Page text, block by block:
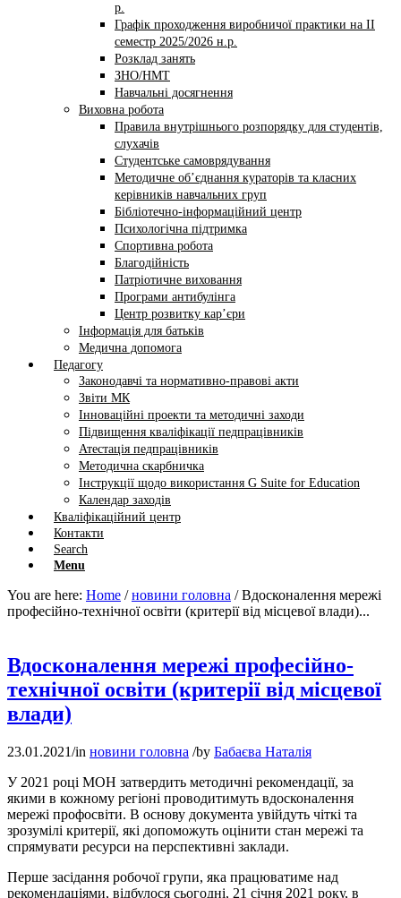
р.
Графік проходження виробничої практики на II
семестр 2025/2026 н.р.
Розклад занять
ЗНО/НМТ
Навчальні досягнення
Виховна робота
Правила внутрішнього розпорядку для студентів,
слухачів
Студентське самоврядування
Методичне об’єднання кураторів та класних
керівників навчальних груп
Бібліотечно-інформаційний центр
Психологічна підтримка
Спортивна робота
Благодійність
Патріотичне виховання
Програми антибулінга
Центр розвитку кар’єри
Інформація для батьків
Медична допомога
Педагогу
Законодавчі та нормативно-правові акти
Звіти МК
Інноваційні проекти та методичні заходи
Підвищення кваліфікації педпрацівників
Атестація педпрацівників
Методична скарбничка
Інструкції щодо використання G Suite for Education
Календар заходів
Кваліфікаційний центр
Контакти
Search
Menu
You are here: Home / новини головна / Вдосконалення мережі
професійно-технічної освіти (критерії від місцевої влади)...
Вдосконалення мережі професійно-
технічної освіти (критерії від місцевої
влади)
23.01.2021/in новини головна /by Бабаєва Наталія
У 2021 році МОН затвердить методичні рекомендації, за
якими в кожному регіоні проводитимуть вдосконалення
мережі профосвіти. В основу документа увійдуть чіткі та
зрозумілі критерії, які допоможуть оцінити стан мережі та
спрямувати ресурси на перспективні заклади.
Перше засідання робочої групи, яка працюватиме над
рекомендаціями, відбулося сьогодні, 21 січня 2021 року, в